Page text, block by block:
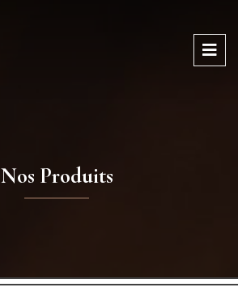
Nos Produits